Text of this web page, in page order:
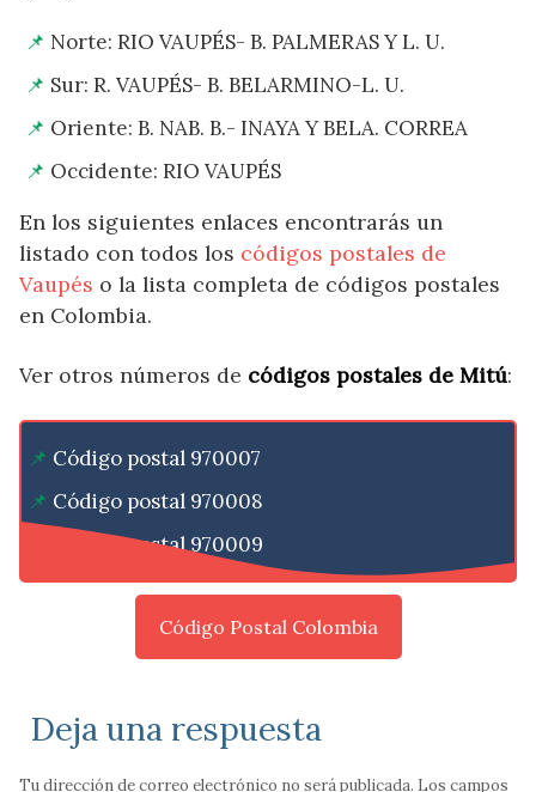
Norte: RIO VAUPÉS- B. PALMERAS Y L. U.
Sur: R. VAUPÉS- B. BELARMINO-L. U.
Oriente: B. NAB. B.- INAYA Y BELA. CORREA
Occidente: RIO VAUPÉS
En los siguientes enlaces encontrarás un
listado con todos los códigos postales de
Vaupés o la lista completa de códigos postales
en Colombia.
Ver otros números de códigos postales de Mitú:
Código postal 970007
Código postal 970008
Código postal 970009
Código Postal Colombia
Deja una respuesta
Tu dirección de correo electrónico no será publicada. Los campos